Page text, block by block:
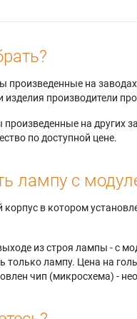
на
производители
на других
по доступной цене.
лампу с
в котором
из строя лампы - с
только лампу. Цена на
чип (микросхема) -